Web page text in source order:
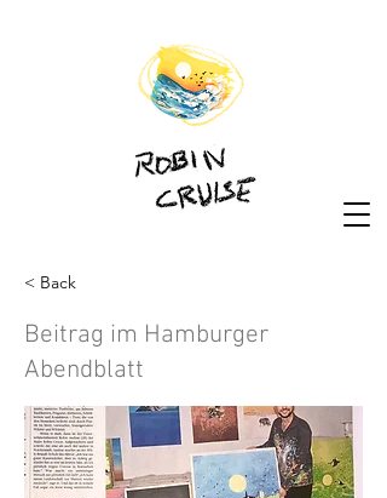
< Back
Beitrag im Hamburger
Abendblatt